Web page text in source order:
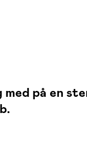
på en